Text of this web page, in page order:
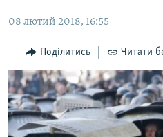
Перейти
пошукуІНТЕРВ'Ю
ВСЕ ЗА ДЕНЬ
СПЕЦПРОЕКТИ
ДЕПОРТАЦІЯ
ЯК ОБІЙТИ БЛОКУВАННЯ
08 лютий 2018, 16:55
Поділитись Читати